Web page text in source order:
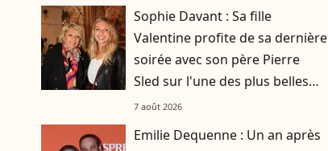
Sophie Davant : Sa fille
Valentine profite de sa dernière
soirée avec son père Pierre
Sled sur l'une des plus belles
îles italiennes, elle s'est régalée
7 août 2026
Emilie Dequenne : Un an après